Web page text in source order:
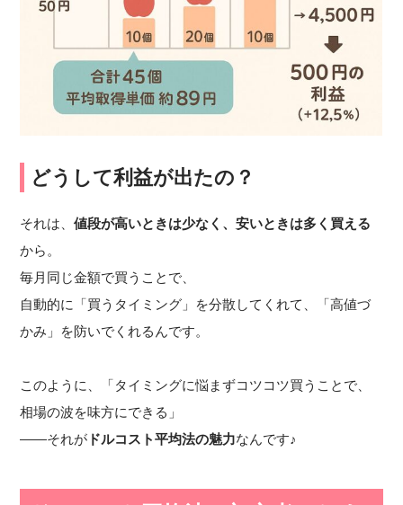
どうして利益が出たの？
それは、値段が高いときは少なく、安いときは多く買える
から。
毎月同じ金額で買うことで、
自動的に「買うタイミング」を分散してくれて、「高値づ
かみ」を防いでくれるんです。
このように、「タイミングに悩まずコツコツ買うことで、
相場の波を味方にできる」
——それが ドルコスト平均法の魅力なんです♪